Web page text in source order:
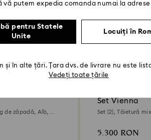
de zăpadă, Alb,
Set Vienna
Set (2), Tăietură
5.300 RON
vă putem expedia comanda numai la
pentru Statele
Unite
Locuiți
și în alte țări. Țara dvs. de livrare nu este
Vedeți toate țările